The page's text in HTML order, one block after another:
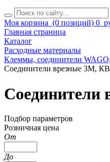
Моя корзина (0 позиций) 0
Главная страница
Каталог
Расходные материалы
Клеммы, соединители
Соединители врезные 3M,
Соединители
Подбор параметров
Розничная цена
От
До